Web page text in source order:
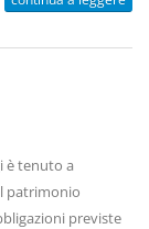
è tenuto a
patrimonio
previste